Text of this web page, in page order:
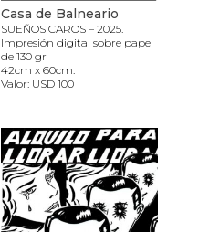
Casa de Balneario
SUEÑOS CAROS – 2025.
Impresión digital sobre papel
de 130 gr
42cm x 60cm.
Valor: USD 100